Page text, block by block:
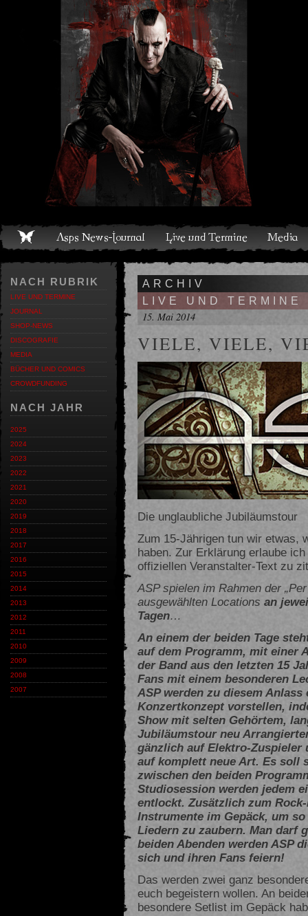
Live und Termine Media Shop Band Discografie
NACH RUBRIK
LIVE UND TERMINE
JOURNAL
SHOP-NEWS
DISCOGRAFIE
MEDIA
BÜCHER UND COMICS
CROWDFUNDING
NACH JAHR
2025
2024
2023
2022
2021
2020
2019
2018
2017
2016
2015
2014
2013
2012
2011
2010
2009
2008
2007
ARCHIV
LIVE UND TERMINE
15. Mai 2014
VIELE, VIELE,
Die unglaubliche Jubiläumstour
Zum 15-Jährigen tun wir etwas,
haben. Zur Erklärung erlaube
offiziellen Veranstalter-Text zu
ASP spielen im Rahmen der
ausgewählten Locations an
Tagen…
An einem der beiden Tage
auf dem Programm, mit einer
der Band aus den letzten 15
Fans mit einem besonderen
ASP werden zu diesem
Konzertkonzept vorstellen,
Show mit selten Gehörtem,
Jubiläumstour neu
gänzlich auf Elektro-Zuspieler
auf komplett neue Art. Es soll
zwischen den beiden
Studiosession werden jedem
entlockt. Zusätzlich zum
Instrumente im Gepäck, um
Liedern zu zaubern. Man darf
beiden Abenden werden ASP
sich und ihren Fans feiern!
Das werden zwei ganz
euch begeistern wollen. An
besondere Setlist im Gepäck